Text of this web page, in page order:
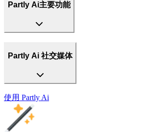
Partly Ai主要功能
Partly Ai 社交媒体
使用 Partly Ai